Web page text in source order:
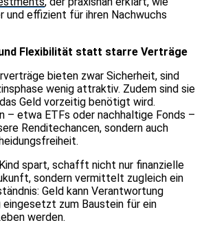
und effizient für ihren Nachwuchs
Flexibilität statt starre Verträge
bieten zwar Sicherheit, sind
wenig attraktiv. Zudem sind sie
Geld vorzeitig benötigt wird.
– etwa ETFs oder nachhaltige Fonds –
Renditechancen, sondern auch
spart, schafft nicht nur finanzielle
sondern vermittelt zugleich ein
Geld kann Verantwortung
eingesetzt zum Baustein für ein
werden.